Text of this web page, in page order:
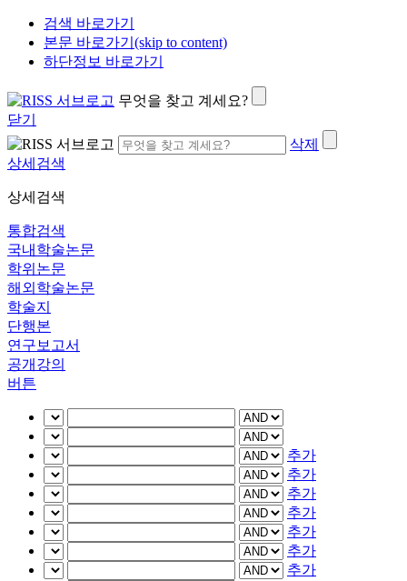
검색 바로가기
본문 바로가기(skip to content)
하단정보 바로가기
무엇을 찾고 계세요?
닫기
삭제
상세검색
상세검색
통합검색
국내학술논문
학위논문
해외학술논문
학술지
단행본
연구보고서
공개강의
버튼
추가
추가
추가
추가
추가
추가
추가